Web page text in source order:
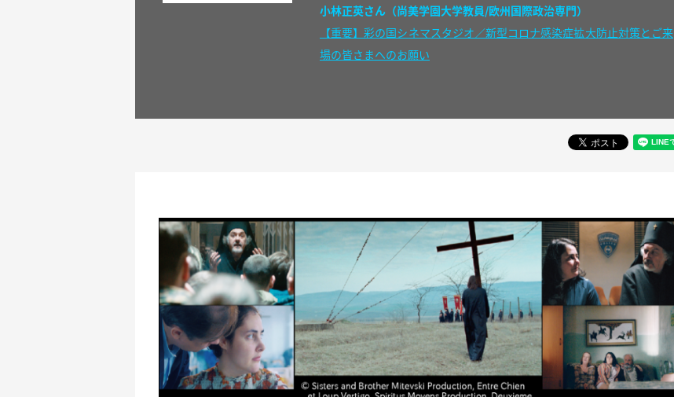
小林正英さん（尚美学園大学教員/欧州国際政治専門）
【重要】彩の国シネマスタジオ／新型コロナ感染症拡大防止対策とご来
場の皆さまへのお願い